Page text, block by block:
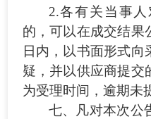
2.各有关当事
的，可以在成交结果
日内，以书面形式
疑，并以供应商提交
为受理时间，逾期未
七、凡对本次公